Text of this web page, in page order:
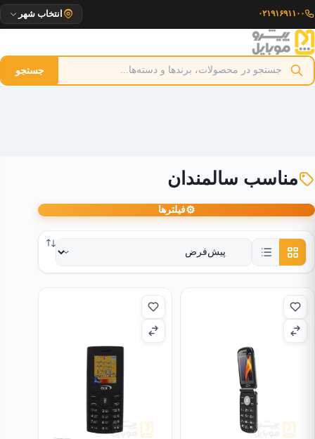
به
محتوا
انتخاب شهر ۰۲۱۹۱۶۹۱۱۰۰
جستجو
مناسب سالمندان
⚙فیلترها